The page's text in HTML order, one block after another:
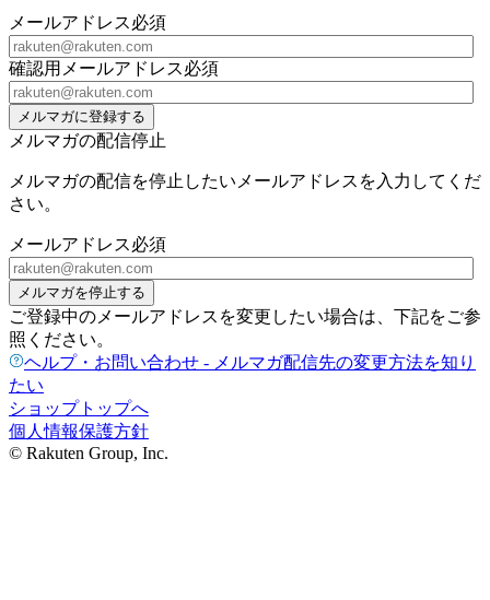
メールアドレス必須
確認用メールアドレス必須
メルマガに登録する
メルマガの配信停止
メルマガの配信を停止したいメールアドレスを入力してくだ
さい。
メールアドレス必須
メルマガを停止する
ご登録中のメールアドレスを変更したい場合は、下記をご参
照ください。
ヘルプ・お問い合わせ - メルマガ配信先の変更方法を知り
たい
ショップトップへ
個人情報保護方針
© Rakuten Group, Inc.